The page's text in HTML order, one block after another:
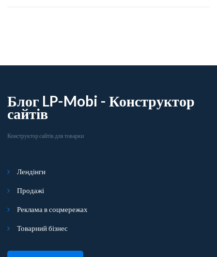
Блог LP-Mobi - Конструктор
сайтів
Конструктор сайтів для товарки
Лендінги
Продажі
Реклама в соцмережах
Товарний бізнес